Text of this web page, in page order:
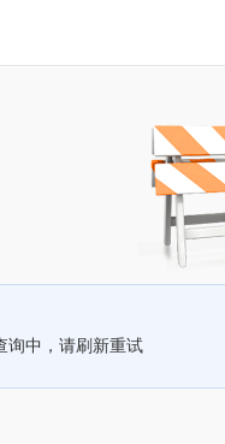
询中，请刷新重试